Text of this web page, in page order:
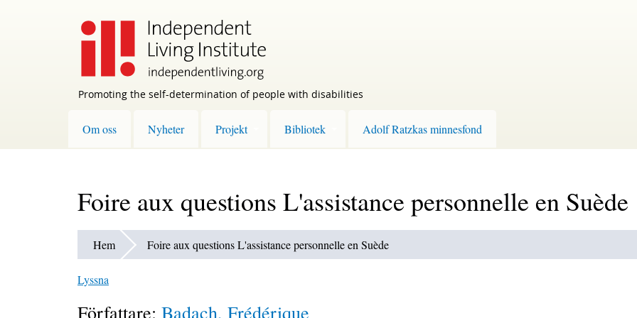
Promoting the self-determination of people with disabilities
Om oss Nyheter Projekt Bibliotek Adolf Ratzkas minnesfond
Foire aux questions L'assistance personnelle en Suède
Hem Foire aux questions L'assistance personnelle en Suède
Lyssna
Författare: Badach, Frédérique